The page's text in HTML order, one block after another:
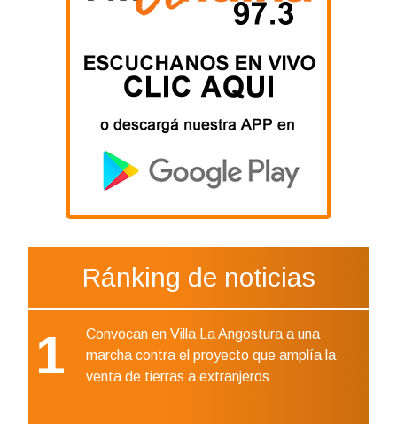
Ránking de noticias
1
Convocan en Villa La Angostura a una
marcha contra el proyecto que amplía la
venta de tierras a extranjeros